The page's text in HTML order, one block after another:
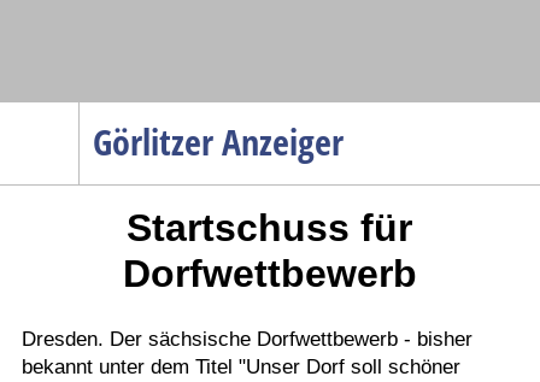
Görlitzer Anzeiger
Gesellschaft
Wirtschaft
Service
Startschuss für
Dorfwettbewerb
Dresden. Der sächsische Dorfwettbewerb - bisher
bekannt unter dem Titel "Unser Dorf soll schöner